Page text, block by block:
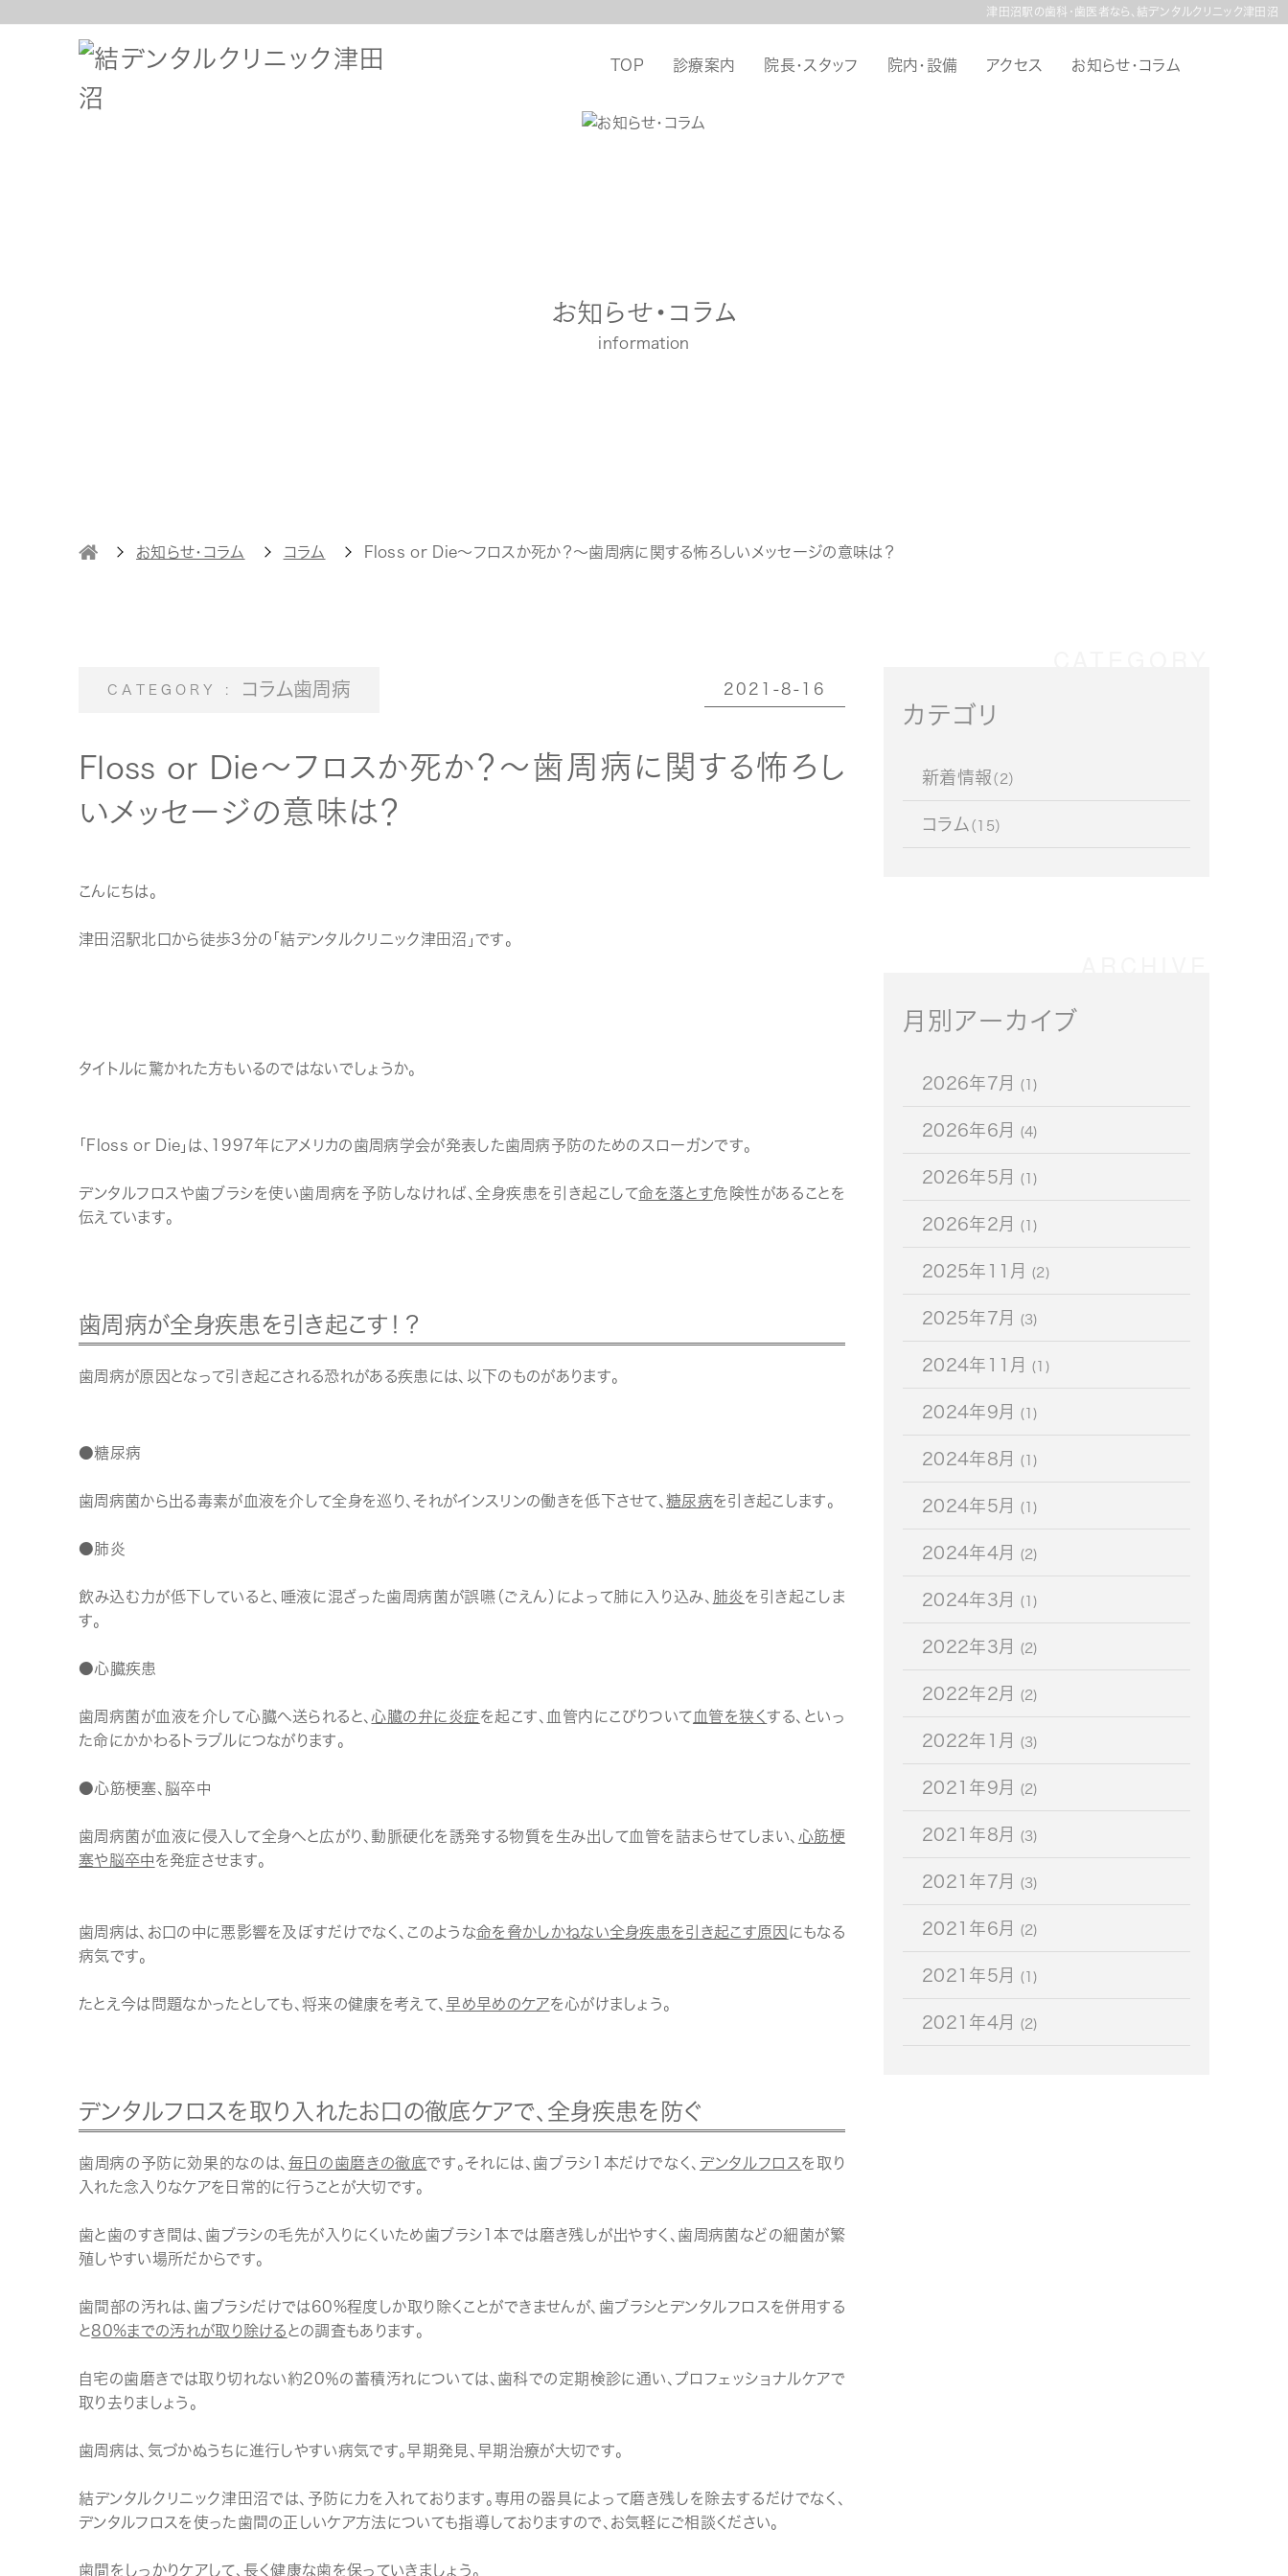
津田沼駅の歯科・歯医者なら、結デンタルクリニック津田沼
TOP 診療案内 院長・スタッフ 院内・設備 アクセス お知らせ・コラム
お知らせ・コラム
information
お知らせ・コラム コラム Floss or Die～フロスか死か？～歯周病に関する怖ろしいメッセージの意味は？
コラム歯周病 2021-8-16
Floss or Die～フロスか死か？～歯周病に関する怖ろし
いメッセージの意味は？
こんにちは。
津田沼駅北口から徒歩3分の「結デンタルクリニック津田沼」です。
タイトルに驚かれた方もいるのではないでしょうか。
「Floss or Die」は、1997年にアメリカの歯周病学会が発表した歯周病予防のためのスローガンです。
デンタルフロスや歯ブラシを使い歯周病を予防しなければ、全身疾患を引き起こして命を落とす危険性があることを
伝えています。
歯周病が全身疾患を引き起こす！？
歯周病が原因となって引き起こされる恐れがある疾患には、以下のものがあります。
●糖尿病
歯周病菌から出る毒素が血液を介して全身を巡り、それがインスリンの働きを低下させて、糖尿病を引き起こします。
●肺炎
飲み込む力が低下していると、唾液に混ざった歯周病菌が誤嚥（ごえん）によって肺に入り込み、 肺炎を引き起こしま
す。
●心臓疾患
歯周病菌が血液を介して心臓へ送られると、心臓の弁に炎症を起こす、血管内にこびりついて血管を狭くする、といっ
た命にかかわるトラブルにつながります。
●心筋梗塞、脳卒中
歯周病菌が血液に侵入して全身へと広がり、動脈硬化を誘発する物質を生み出して血管を詰まらせてしまい、 心筋梗
塞や脳卒中を発症させます。
歯周病は、お口の中に悪影響を及ぼすだけでなく、このような命を脅かしかねない全身疾患を引き起こす原因 にもなる
病気です。
たとえ今は問題なかったとしても、将来の健康を考えて、 早め早めのケアを心がけましょう。
デンタルフロスを取り入れたお口の徹底ケアで、全身疾患を防ぐ
歯周病の予防に効果的なのは、 毎日の歯磨きの徹底です。それには、歯ブラシ1本だけでなく、 デンタルフロスを取り
入れた念入りなケアを日常的に行うことが大切です。
歯と歯のすき間は、歯ブラシの毛先が入りにくいため歯ブラシ1本では磨き残しが出やすく、歯周病菌などの細菌が繁
殖しやすい場所だからです。
歯間部の汚れは、歯ブラシだけでは60%程度しか取り除くことができませんが、歯ブラシとデンタルフロスを併用する
と80%までの汚れが取り除けるとの調査もあります。
自宅の歯磨きでは取り切れない約20％の蓄積汚れについては、歯科での定期検診に通い、プロフェッショナルケアで
取り去りましょう。
歯周病は、気づかぬうちに進行しやすい病気です。早期発見、早期治療が大切です。
結デンタルクリニック津田沼では、予防に力を入れております。専用の器具によって磨き残しを除去するだけでなく、
デンタルフロスを使った歯間の正しいケア方法についても指導しておりますので、お気軽にご相談ください。
歯間をしっかりケアして、長く健康な歯を保っていきましょう。
カテゴリ
新着情報（2）
コラム （15）
月別アーカイブ
2026年7月 (1)
2026年6月 (4)
2026年5月 (1)
2026年2月 (1)
2025年11月 (2)
2025年7月 (3)
2024年11月 (1)
2024年9月 (1)
2024年8月 (1)
2024年5月 (1)
2024年4月 (2)
2024年3月 (1)
2022年3月 (2)
2022年2月 (2)
2022年1月 (3)
2021年9月 (2)
2021年8月 (3)
2021年7月 (3)
2021年6月 (2)
2021年5月 (1)
2021年4月 (2)